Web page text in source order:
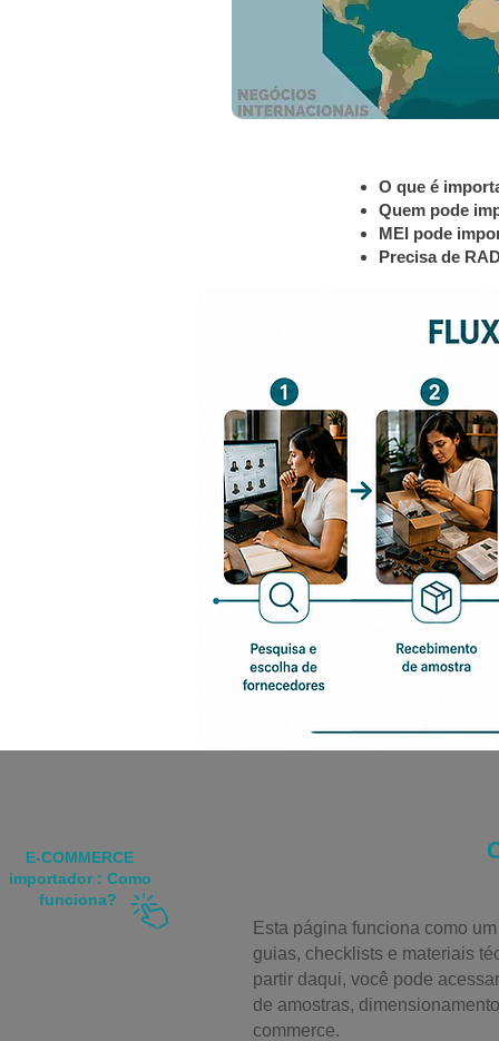
O que é
Quem pode
MEI pode
Precisa de
E-COMMERCE
importador : Como
funciona?
Esta página funciona como
guias, checklists e materiais
partir daqui, você pode
de amostras,
commerce.